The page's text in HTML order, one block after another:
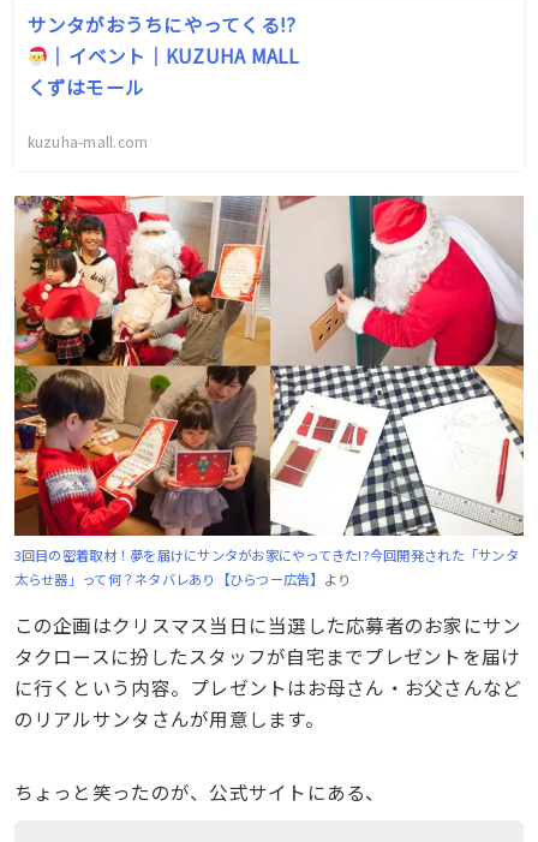
サンタがおうちにやってくる!?
｜イベント｜KUZUHA MALL
くずはモール
kuzuha-mall.com
3回目の密着取材！夢を届けにサンタがお家にやってきた!?今回開発された「サンタ
太らせ器」って何？ネタバレあり【ひらつー広告】 より
この企画はクリスマス当日に当選した応募者のお家にサン
タクロースに扮したスタッフが自宅までプレゼントを届け
に行くという内容。プレゼントはお母さん・お父さんなど
のリアルサンタさんが用意します。
ちょっと笑ったのが、公式サイトにある、